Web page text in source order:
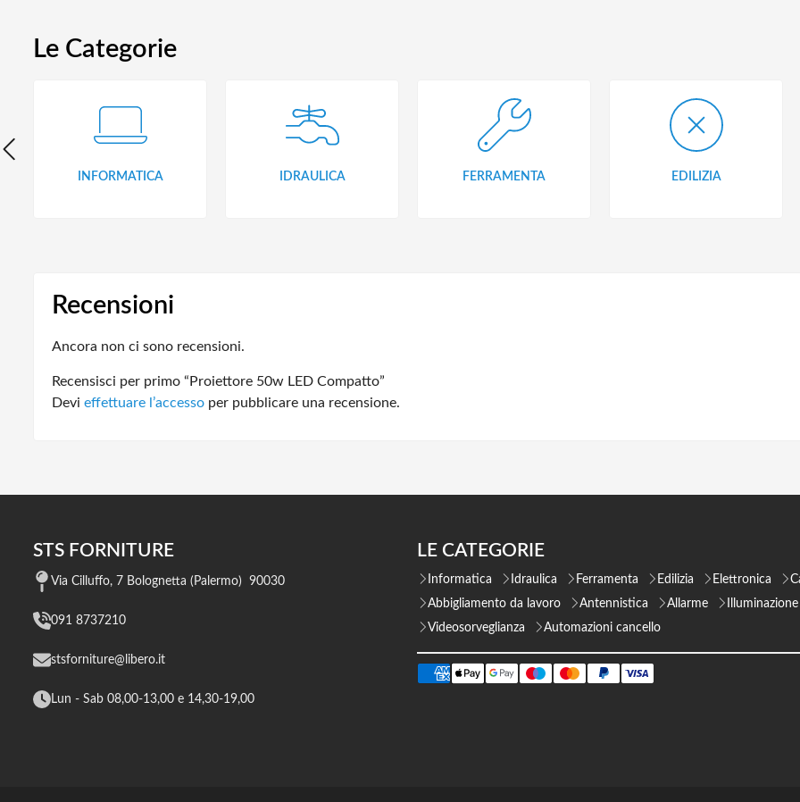
Le Categorie
INFORMATICA IDRAULICA FERRAMENTA EDILIZIA
Recensioni
Ancora non ci sono recensioni.
Recensisci per primo “Proiettore 50w LED Compatto”
Devi effettuare l’accesso per pubblicare una recensione.
STS FORNITURE
Via Cilluffo, 7 Bolognetta (Palermo) 90030
091 8737210
stsforniture@libero.it
Lun - Sab 08,00-13,00 e 14,30-19,00
LE CATEGORIE
Informatica Idraulica Ferramenta Edilizia Elettronica
Abbigliamento da lavoro
Antennistica Allarme Illuminazione
Videosorveglianza
Automazioni cancello